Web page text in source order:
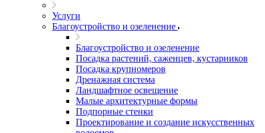
Услуги
Благоустройство и озеленение
Благоустройство и озеленение
Посадка растений, саженцев, кустарников
Посадка крупномеров
Дренажная система
Ландшафтное освещение
Малые архитектурные формы
Подпорные стенки
Проектирование и создание искусственных